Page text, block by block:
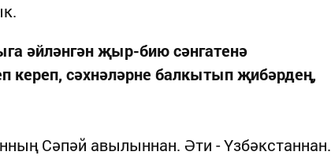
әйләнгән җыр-бию сәнгатенә
кереп, сәхнәләрне балкытып җибәрдең,
Сәпәй авылыннан. Әти - Үзбәкстаннан.